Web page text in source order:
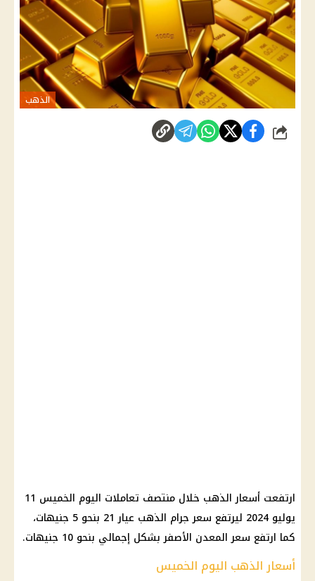
الذهب
شارك
ارتفعت أسعار الذهب خلال منتصف تعاملات اليوم الخميس 11
يوليو 2024 ليرتفع سعر جرام الذهب عيار 21 بنحو 5 جنيهات،
كما ارتفع سعر المعدن الأصفر بشكل إجمالي بنحو 10 جنيهات.
أسعار الذهب اليوم الخميس